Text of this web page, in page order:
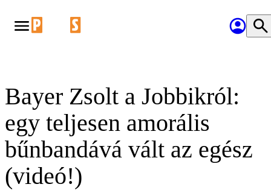
Bayer Zsolt a Jobbikról:
egy teljesen amorális
bűnbandává vált az egész
(videó!)